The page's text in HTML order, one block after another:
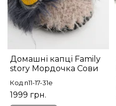
Домашні капці Family
story Мордочка Сови
Код n11-17-31e
1999 грн.